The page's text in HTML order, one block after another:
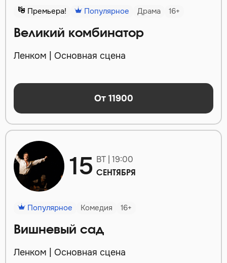
Премьера! Популярное Драма 16+
Великий комбинатор
Ленком | Основная сцена
От 11900
15 ВТ | 19:00
СЕНТЯБРЯ
Популярное Комедия 16+
Вишневый сад
Ленком | Основная сцена